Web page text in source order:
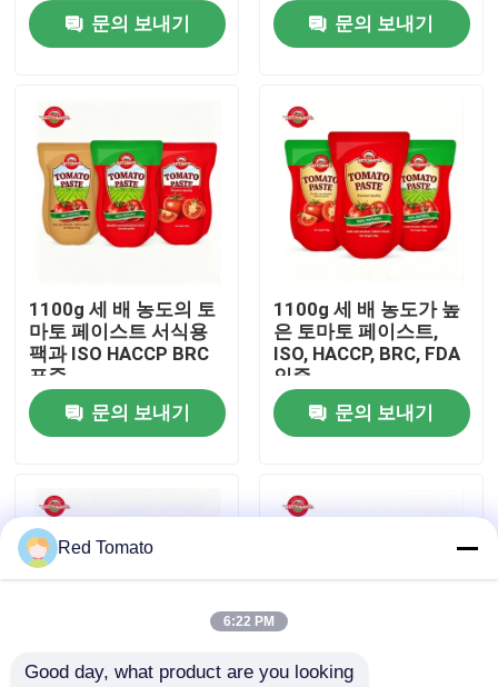
집
제품
비디오
우리 에 관한 것
공장 투어
품질 관리
인용 을 요청 하십시오
드럼 토마토 페이스트
문의 보내기
문의 보내기
1100g 세 배 농도의 토
마토 페이스트 서식용
팩과 ISO HACCP BRC
표준
문의 보내기
1100g 세 배 농도가 높
은 토마토 페이스트,
ISO, HACCP, BRC, FDA
인증
문의 보내기
Red Tomato
6:22 PM
Good day, what product are you looking